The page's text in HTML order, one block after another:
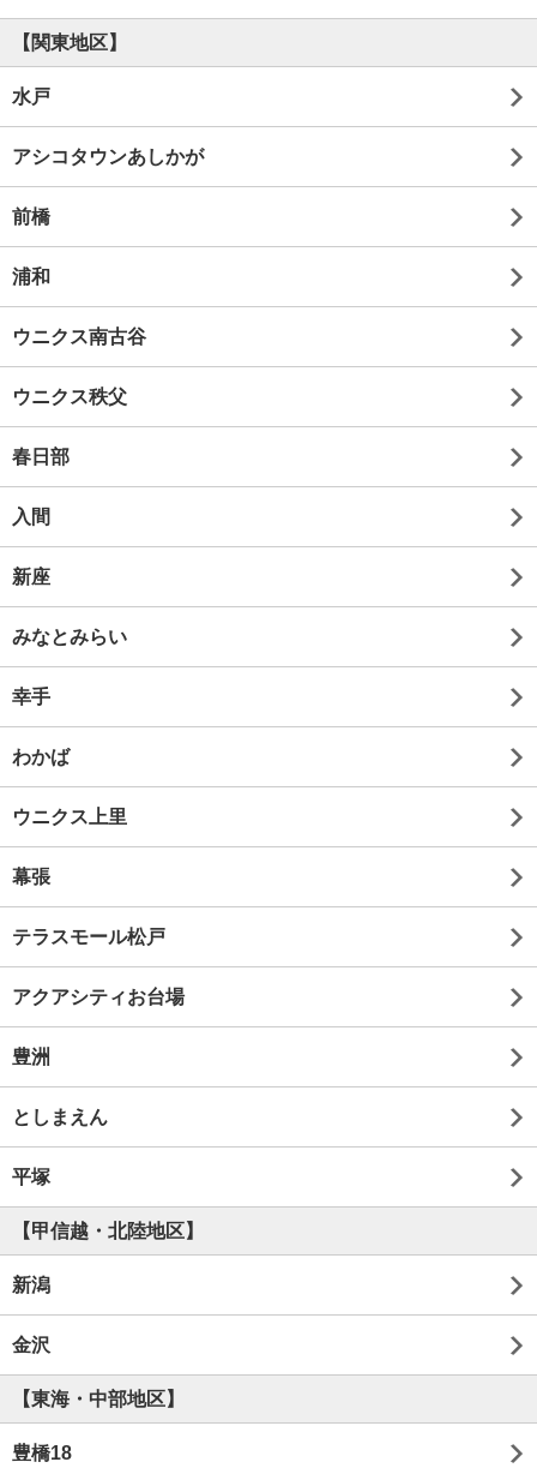
【関東地区】
水戸
アシコタウンあしかが
前橋
浦和
ウニクス南古谷
ウニクス秩父
春日部
入間
新座
みなとみらい
幸手
わかば
ウニクス上里
幕張
テラスモール松戸
アクアシティお台場
豊洲
としまえん
平塚
【甲信越・北陸地区】
新潟
金沢
【東海・中部地区】
豊橋18